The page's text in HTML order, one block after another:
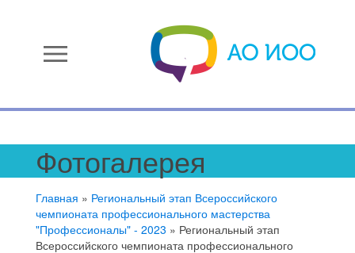
menu
Фотогалерея
Главная » Региональный этап Всероссийского
чемпионата профессионального мастерства
"Профессионалы" - 2023 » Региональный этап
Всероссийского чемпионата профессионального